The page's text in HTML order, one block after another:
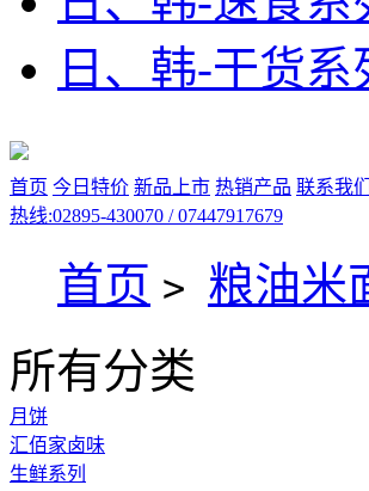
日、韩-干货系
首页 今日特价 新品上市 热销产品 联系我们
热线:02895-430070 / 07447917679
首页 > 粮油米
所有分类
月饼
汇佰家卤味
生鲜系列